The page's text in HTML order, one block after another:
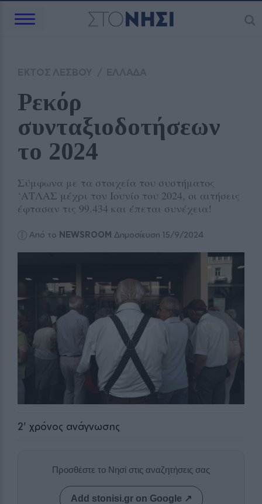
Ρεκόρ
συνταξιοδοτήσεων
το 2024
Σύμφωνα με τα στοιχεία του συστήματος
‘ΑΤΛΑΣ μέχρι τον Ιουνίο του 2024, οι αιτήσεις
έφτασαν τις 99.434 και έπεται συνέχεια!
Από το NEWSROOM Δημοσίευση 15/9/2024
2' χρόνος ανάγνωσης
Προσθέστε το Νησί στις αναζητήσεις σας
Add stonisi.gr on Google ↗